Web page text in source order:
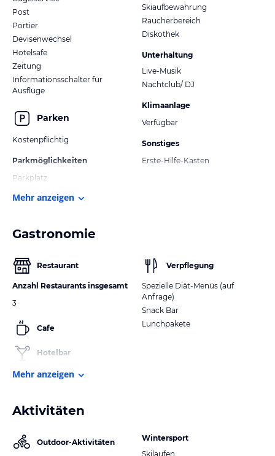
Post
Portier
Devisenwechsel
Hotelsafe
Zeitung
Informationsschalter für
Ausflüge
Parken
Kostenpflichtig
Parkmöglichkeiten
Parkplatz
Skiaufbewahrung
Raucherbereich
Diskothek
Unterhaltung
Live-Musik
Nachtclub/ DJ
Klimaanlage
Verfügbar
Sonstiges
Erste-Hilfe-Kasten
Mehr anzeigen
Gastronomie
Restaurant
Anzahl Restaurants insgesamt
3
Cafe
Hotelbar
Verpflegung
Spezielle Diät-Menüs (auf
Anfrage)
Snack Bar
Lunchpakete
Mehr anzeigen
Aktivitäten
Outdoor-Aktivitäten
Wintersport
Skilaufen